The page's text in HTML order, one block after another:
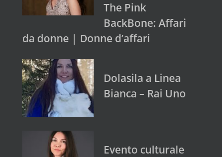
The Pink
BackBone: Affari
da donne | Donne d’affari
Dolasila a Linea
Bianca – Rai Uno
Evento culturale